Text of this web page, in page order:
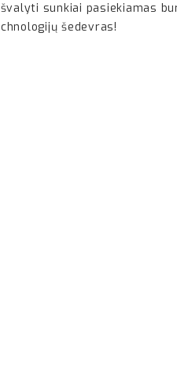
sunkiai pasiekiamas
šedevras!